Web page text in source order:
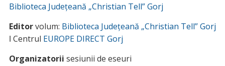
Biblioteca Județeană „Christian Tell” Gorj
Editorvolum: Biblioteca Județeană „Christian Tell” Gorj
ǀ Centrul EUROPE DIRECT Gorj
Organizatorii sesiunii de eseuri